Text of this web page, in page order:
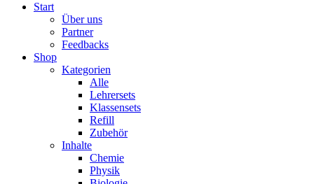
Start
Über uns
Partner
Feedbacks
Shop
Kategorien
Alle
Lehrersets
Klassensets
Refill
Zubehör
Inhalte
Chemie
Physik